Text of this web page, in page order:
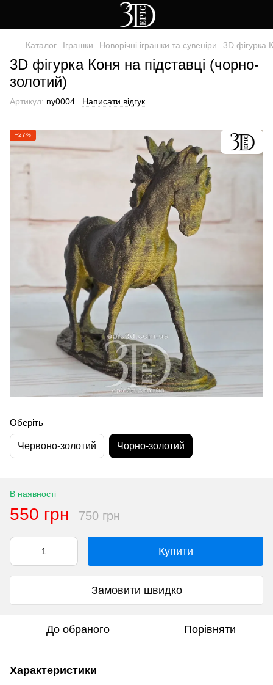
Каталог Іграшки Новорічні іграшки та сувеніри 3D фігурка
3D фігурка Коня на підставці (чорно-
золотий)
Артикул: ny0004 Написати відгук
−27%
Оберіть
Червоно-золотий Чорно-золотий
В наявності
550 грн 750 грн
Купити
Замовити швидко
До обраного Порівняти
Характеристики